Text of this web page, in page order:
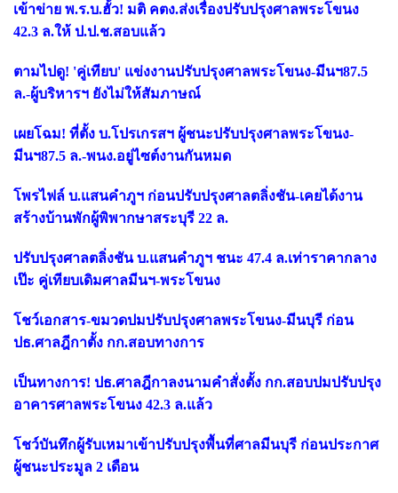
เข้าข่าย พ.ร.บ.ฮั้ว! มติ คตง.ส่งเรื่องปรับปรุงศาลพระโขนง
42.3 ล.ให้ ป.ป.ช.สอบแล้ว
ตามไปดู! 'คู่เทียบ' แข่งงานปรับปรุงศาลพระโขนง-มีนฯ87.5
ล.-ผู้บริหารฯ ยังไม่ให้สัมภาษณ์
เผยโฉม! ที่ตั้ง บ.โปรเกรสฯ ผู้ชนะปรับปรุงศาลพระโขนง-
มีนฯ87.5 ล.-พนง.อยู่ไซต์งานกันหมด
โพรไฟล์ บ.แสนคำภูฯ ก่อนปรับปรุงศาลตลิ่งชัน-เคยได้งาน
สร้างบ้านพักผู้พิพากษาสระบุรี 22 ล.
ปรับปรุงศาลตลิ่งชัน บ.แสนคำภูฯ ชนะ 47.4 ล.เท่าราคากลาง
เป๊ะ คู่เทียบเดิมศาลมีนฯ-พระโขนง
โชว์เอกสาร-ขมวดปมปรับปรุงศาลพระโขนง-มีนบุรี ก่อน
ปธ.ศาลฎีกาตั้ง กก.สอบทางการ
เป็นทางการ! ปธ.ศาลฎีกาลงนามคำสั่งตั้ง กก.สอบปมปรับปรุง
อาคารศาลพระโขนง 42.3 ล.แล้ว
โชว์บันทึกผู้รับเหมาเข้าปรับปรุงพื้นที่ศาลมีนบุรี ก่อนประกาศ
ผู้ชนะประมูล 2 เดือน